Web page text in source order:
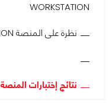
WORKSTATION
نظرة على المنصة MSI X99A WORKSTATION
نتائج إختبارات المنصة MSI X99A WORKSTATION